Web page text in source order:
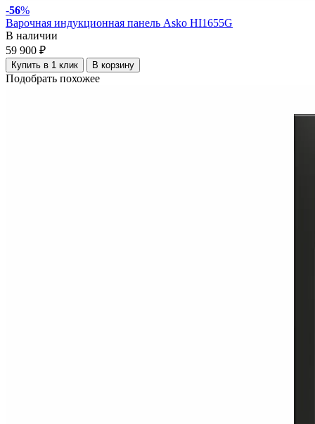
-56%
Варочная индукционная панель Asko HI1655G
В наличии
59 900 ₽
Купить в 1 клик В корзину
Подобрать похожее